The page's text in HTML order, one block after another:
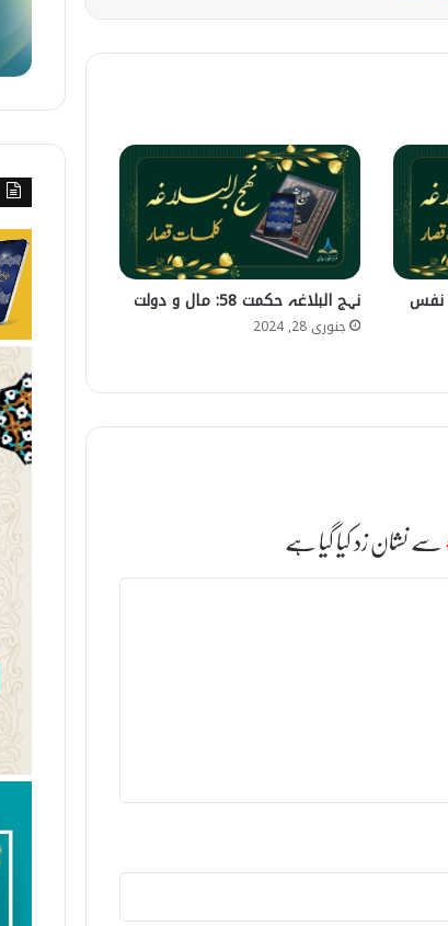
نہج البلاغہ حکمت 58: مال و دولت
جنوری 28, 2024
سے نشان زد کیا گیا ہے
ی
ک
ا